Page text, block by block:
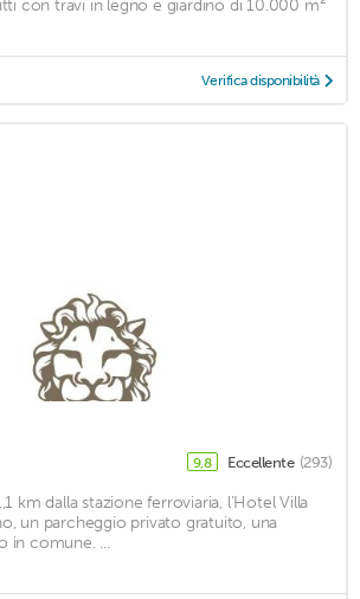
con travi in legno e giardino di 10.000 m²
Verifica disponibilità
9,8 Eccellente (293)
km dalla stazione ferroviaria, l'Hotel Villa
un parcheggio privato gratuito, una
in comune. ...